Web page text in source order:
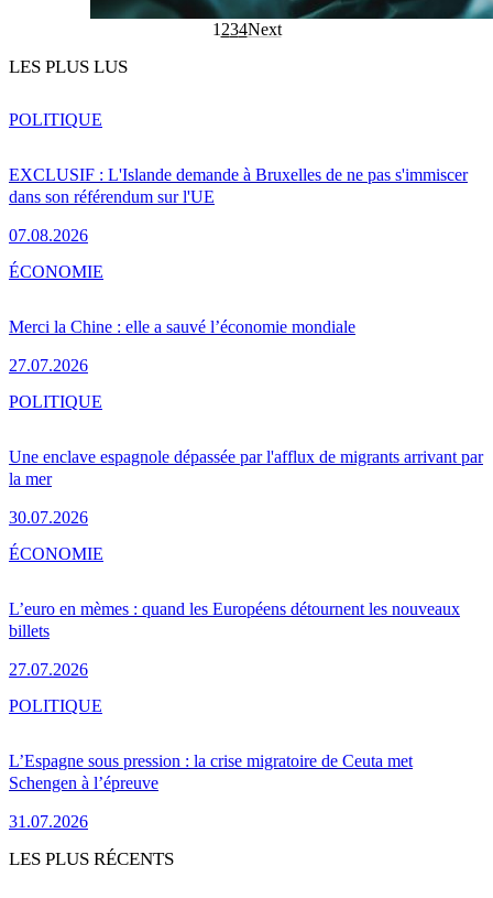
1 234Next
LES PLUS LUS
EXCLUSIF : L'Islande demande à Bruxelles de ne pas s'immiscer
dans son référendum sur l'UE
07.08.2026
POLITIQUE
Merci la Chine : elle a sauvé l’économie mondiale
27.07.2026
ÉCONOMIE
Une enclave espagnole dépassée par l'afflux de migrants arrivant par
la mer
30.07.2026
POLITIQUE
L’euro en mèmes : quand les Européens détournent les nouveaux
billets
27.07.2026
ÉCONOMIE
L’Espagne sous pression : la crise migratoire de Ceuta met
Schengen à l’épreuve
31.07.2026
POLITIQUE
LES PLUS RÉCENTS